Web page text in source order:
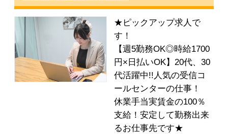
★ピックアップ求人で
す！
【週5勤務OK◎時給1700
円×日払いOK】20代、30
代活躍中!!人気の受信コ
ールセンターの仕事！
休業手当実賃金の100％
支給！安定して勤務出来
るお仕事先です★